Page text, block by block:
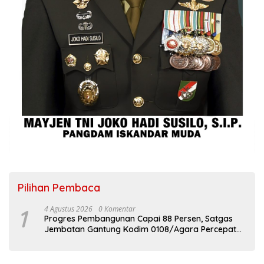
Pilihan Pembaca
1 4 Agustus 2026 0 Komentar
Progres Pembangunan Capai 88 Persen, Satgas
Jembatan Gantung Kodim 0108/Agara Percepat